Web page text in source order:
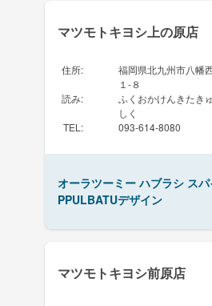
マツモトキヨシ上の原店
住所:
福岡県北九州市八幡
１-８
読み:
ふくおかけんきたき
しく
TEL : 093-614-8080
オーラツーミー ハブラシ ス
PPULBATUデザイン
マツモトキヨシ前原店